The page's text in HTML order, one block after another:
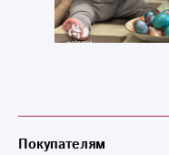
Покупателям